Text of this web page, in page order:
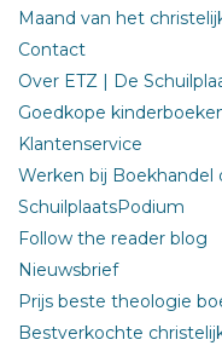
Maand van het
Contact
Over ETZ | De
Goedkope
Klantenservice
Werken bij Boekhandel
SchuilplaatsPodium
Follow the reader blog
Nieuwsbrief
Prijs beste theologie
Bestverkochte